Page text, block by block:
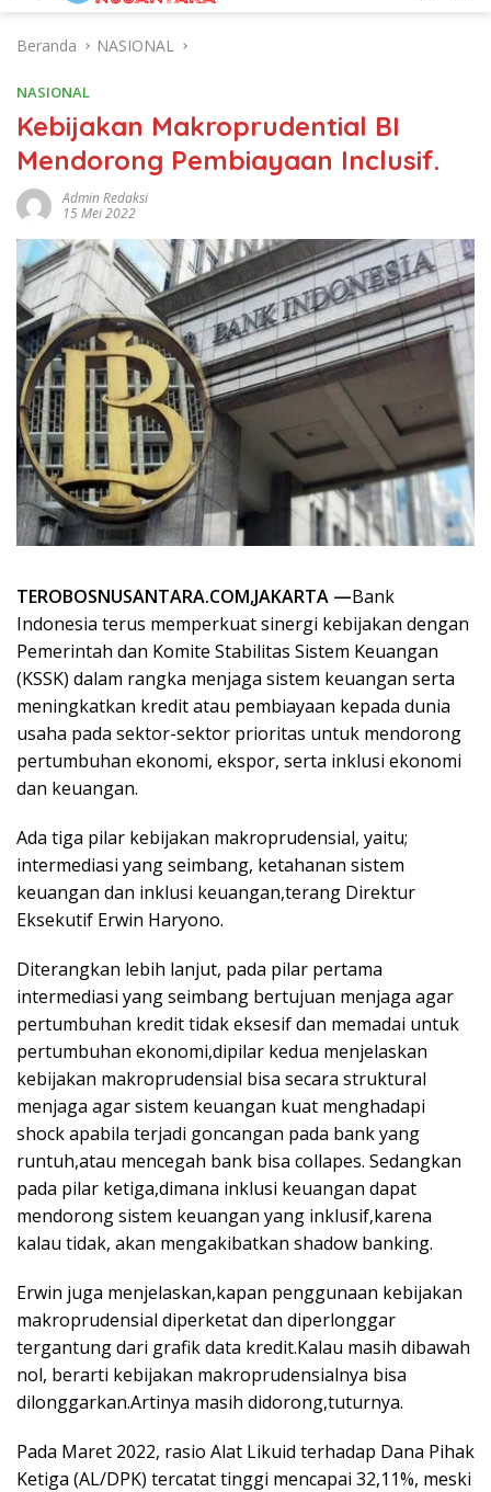
Beranda NASIONAL
NASIONAL
Kebijakan Makroprudential BI
Mendorong Pembiayaan Inclusif.
Admin Redaksi
15 Mei 2022
TEROBOSNUSANTARA.COM,JAKARTA —Bank
Indonesia terus memperkuat sinergi kebijakan dengan
Pemerintah dan Komite Stabilitas Sistem Keuangan
(KSSK) dalam rangka menjaga sistem keuangan serta
meningkatkan kredit atau pembiayaan kepada dunia
usaha pada sektor-sektor prioritas untuk mendorong
pertumbuhan ekonomi, ekspor, serta inklusi ekonomi
dan keuangan.
Ada tiga pilar kebijakan makroprudensial, yaitu;
intermediasi yang seimbang, ketahanan sistem
keuangan dan inklusi keuangan,terang Direktur
Eksekutif Erwin Haryono.
Diterangkan lebih lanjut, pada pilar pertama
intermediasi yang seimbang bertujuan menjaga agar
pertumbuhan kredit tidak eksesif dan memadai untuk
pertumbuhan ekonomi,dipilar kedua menjelaskan
kebijakan makroprudensial bisa secara struktural
menjaga agar sistem keuangan kuat menghadapi
shock apabila terjadi goncangan pada bank yang
runtuh,atau mencegah bank bisa collapes. Sedangkan
pada pilar ketiga,dimana inklusi keuangan dapat
mendorong sistem keuangan yang inklusif,karena
kalau tidak, akan mengakibatkan shadow banking.
Erwin juga menjelaskan,kapan penggunaan kebijakan
makroprudensial diperketat dan diperlonggar
tergantung dari grafik data kredit.Kalau masih dibawah
nol, berarti kebijakan makroprudensialnya bisa
dilonggarkan.Artinya masih didorong,tuturnya.
Pada Maret 2022, rasio Alat Likuid terhadap Dana Pihak
Ketiga (AL/DPK) tercatat tinggi mencapai 32,11%, meski